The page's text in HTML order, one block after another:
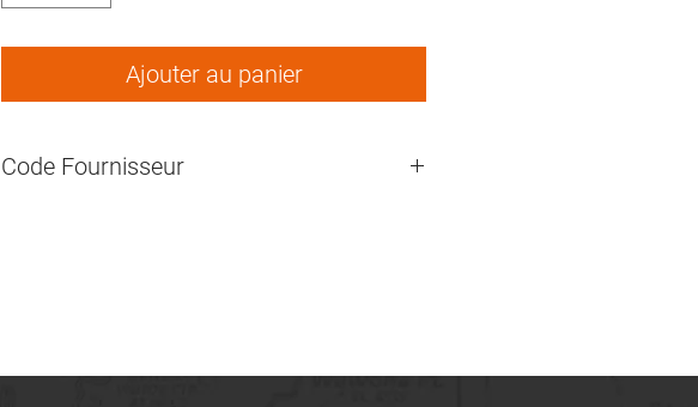
Ajouter au panier
Code Fournisseur